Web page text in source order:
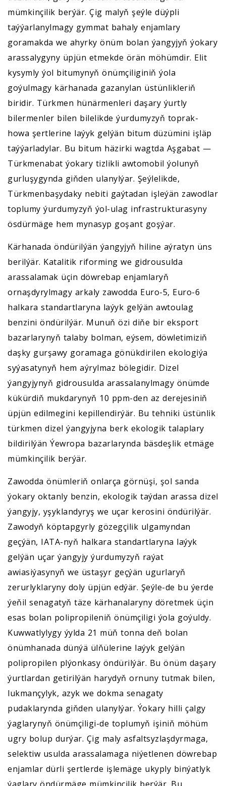
mümkinçilik berýär. Çig malyň şeýle düýpli
taýýarlanylmagy gymmat bahaly enjamlary
goramakda we ahyrky önüm bolan ýangyjyň ýokary
arassalygyny üpjün etmekde örän möhümdir. Elit
kysymly ýol bitumynyň önümçiliginiň ýola
goýulmagy kärhanada gazanylan üstünlikleriň
biridir. Türkmen hünärmenleri daşary ýurtly
bilermenler bilen bilelikde ýurdumyzyň toprak-
howa şertlerine laýyk gelýän bitum düzümini işläp
taýýarladylar. Bu bitum häzirki wagtda Aşgabat —
Türkmenabat ýokary tizlikli awtomobil ýolunyň
gurluşygynda giňden ulanylýar. Şeýlelikde,
Türkmenbaşydaky nebiti gaýtadan işleýän zawodlar
toplumy ýurdumyzyň ýol-ulag infrastrukturasyny
ösdürmäge hem mynasyp goşant goşýar.
Kärhanada öndürilýän ýangyjyň hiline aýratyn üns
berilýär. Katalitik riforming we gidrousulda
arassalamak üçin döwrebap enjamlaryň
ornaşdyrylmagy arkaly zawodda Euro-5, Euro-6
halkara standartlaryna laýyk gelýän awtoulag
benzini öndürilýär. Munuň özi diňe bir eksport
bazarlarynyň talaby bolman, eýsem, döwletimiziň
daşky gurşawy goramaga gönükdirilen ekologiýa
syýasatynyň hem aýrylmaz bölegidir. Dizel
ýangyjynyň gidrousulda arassalanylmagy önümde
kükürdiň mukdarynyň 10 ppm-den az derejesiniň
üpjün edilmegini kepillendirýär. Bu tehniki üstünlik
türkmen dizel ýangyjyna berk ekologik talaplary
bildirilýän Ýewropa bazarlarynda bäsdeşlik etmäge
mümkinçilik berýär.
Zawodda önümleriň onlarça görnüşi, şol sanda
ýokary oktanly benzin, ekologik taýdan arassa dizel
ýangyjy, yşyklandyryş we uçar kerosini öndürilýär.
Zawodyň köptapgyrly gözegçilik ulgamyndan
geçýän, IATA-nyň halkara standartlaryna laýyk
gelýän uçar ýangyjy ýurdumyzyň raýat
awiasiýasynyň we üstaşyr geçýän ugurlaryň
zerurlyklaryny doly üpjün edýär. Şeýle-de bu ýerde
ýeňil senagatyň täze kärhanalaryny döretmek üçin
esas bolan polipropileniň önümçiligi ýola goýuldy.
Kuwwatlylygy ýylda 21 müň tonna deň bolan
önümhanada dünýä ülňülerine laýyk gelýän
polipropilen plýonkasy öndürilýär. Bu önüm daşary
ýurtlardan getirilýän harydyň ornuny tutmak bilen,
lukmançylyk, azyk we dokma senagaty
pudaklarynda giňden ulanylýar. Ýokary hilli çalgy
ýaglarynyň önümçiligi-de toplumyň işiniň möhüm
ugry bolup durýar. Çig maly asfaltsyzlaşdyrmaga,
selektiw usulda arassalamaga niýetlenen döwrebap
enjamlar dürli şertlerde işlemäge ukyply binýatlyk